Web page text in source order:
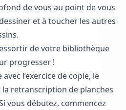
de vous au point de vous
et à toucher les autres
de votre bibliothèque
progresser !
avec l’exercice de copie, le
la retranscription de planches
vous débutez, commencez